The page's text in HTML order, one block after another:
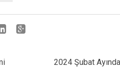
2024 Şubat